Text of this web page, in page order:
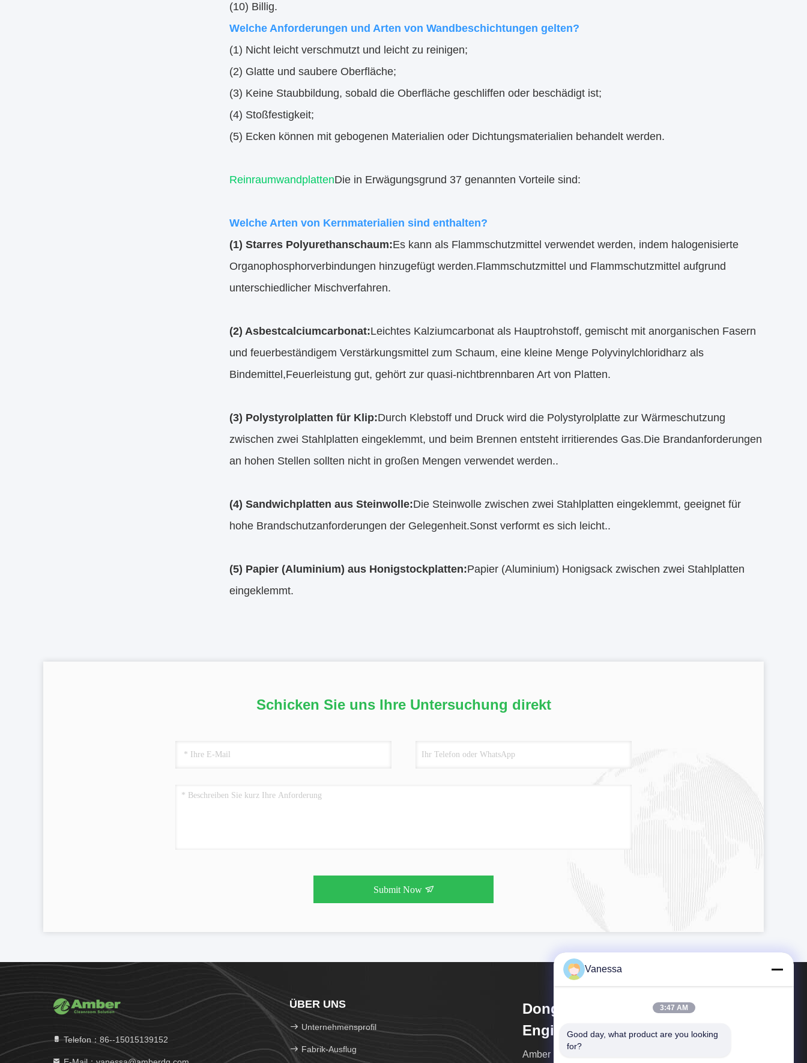
(10) Billig.
Welche Anforderungen und Arten von Wandbeschichtungen gelten?
(1) Nicht leicht verschmutzt und leicht zu reinigen;
(2) Glatte und saubere Oberfläche;
(3) Keine Staubbildung, sobald die Oberfläche geschliffen oder beschädigt ist;
(4) Stoßfestigkeit;
(5) Ecken können mit gebogenen Materialien oder Dichtungsmaterialien behandelt werden.
ReinraumwandplattenDie in Erwägungsgrund 37 genannten Vorteile sind:
Welche Arten von Kernmaterialien sind enthalten?
(1) Starres Polyurethanschaum:Es kann als Flammschutzmittel verwendet werden, indem halogenisierte
Organophosphorverbindungen hinzugefügt werden.Flammschutzmittel und Flammschutzmittel aufgrund
unterschiedlicher Mischverfahren.
(2) Asbestcalciumcarbonat:Leichtes Kalziumcarbonat als Hauptrohstoff, gemischt mit anorganischen Fasern
und feuerbeständigem Verstärkungsmittel zum Schaum, eine kleine Menge Polyvinylchloridharz als
Bindemittel,Feuerleistung gut, gehört zur quasi-nichtbrennbaren Art von Platten.
(3) Polystyrolplatten für Klip:Durch Klebstoff und Druck wird die Polystyrolplatte zur Wärmeschutzung
zwischen zwei Stahlplatten eingeklemmt, und beim Brennen entsteht irritierendes Gas.Die Brandanforderungen
an hohen Stellen sollten nicht in großen Mengen verwendet werden..
(4) Sandwichplatten aus Steinwolle:Die Steinwolle zwischen zwei Stahlplatten eingeklemmt, geeignet für
hohe Brandschutzanforderungen der Gelegenheit.Sonst verformt es sich leicht..
(5) Papier (Aluminium) aus Honigstockplatten:Papier (Aluminium) Honigsack zwischen zwei Stahlplatten
eingeklemmt.
Schicken Sie uns Ihre Untersuchung direkt
Submit Now
Telefon：86--15015139152
ÜBER UNS
Unternehmensprofil
Fabrik-Ausflug
Dongguan Amber Purification
Engineering Limited
Amber Focus auf one-stop Ingenieurdienstleistungen
Vanessa
3:47 AM
Good day, what product are you looking
for?